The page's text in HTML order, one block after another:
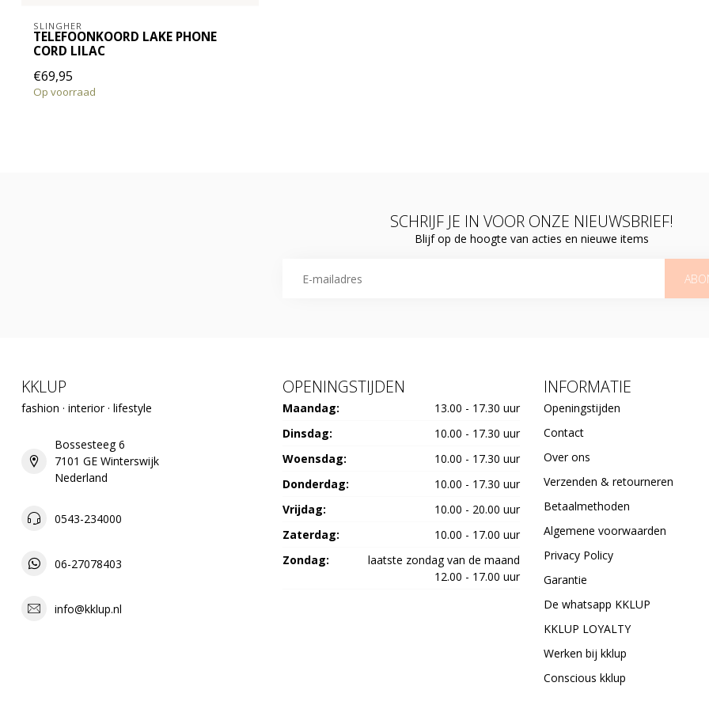
SLINGHER
TELEFOONKOORD LAKE PHONE
CORD LILAC
€69,95
Op voorraad
SCHRIJF JE IN VOOR ONZE NIEUWSBRIEF!
Blijf op de hoogte van acties en nieuwe items
KKLUP
fashion · interior · lifestyle
Bossesteeg 6
7101 GE Winterswijk
Nederland
0543-234000
06-27078403
info@kklup.nl
OPENINGSTIJDEN
Maandag:
13.00 - 17.30 uur
Dinsdag:
10.00 - 17.30 uur
Woensdag:
10.00 - 17.30 uur
Donderdag:
10.00 - 17.30 uur
Vrijdag:
10.00 - 20.00 uur
Zaterdag:
10.00 - 17.00 uur
Zondag:
laatste zondag van de maand
12.00 - 17.00 uur
INFORMATIE
Openingstijden
Contact
Over ons
Verzenden & retourneren
Betaalmethoden
Algemene voorwaarden
Privacy Policy
Garantie
De whatsapp KKLUP
KKLUP LOYALTY
Werken bij kklup
Conscious kklup